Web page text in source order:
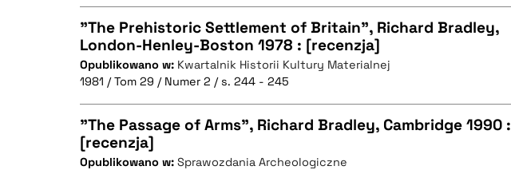
CZYSTY TEKST
BIBTEX
"The Prehistoric Settlement of Britain", Richard Bradley,
London-Henley-Boston 1978 : [recenzja]
Opublikowano w: Kwartalnik Historii Kultury Materialnej
1981 / Tom 29 / Numer 2 / s. 244 - 245
CZYSTY TEKST
"The Passage of Arms", Richard Bradley, Cambridge 1990 :
[recenzja]
Opublikowano w: Sprawozdania Archeologiczne